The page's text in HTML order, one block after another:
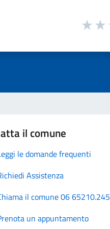
il comune
le domande frequenti
Assistenza
il comune 06 65210.245
un appuntamento